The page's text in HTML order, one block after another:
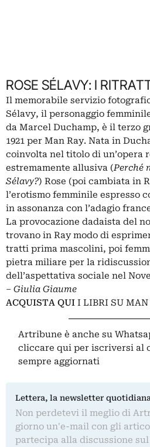
ROSE SÉLAVY: I
Il memorabile servizio
Sélavy, il personaggio
da Marcel Duchamp, è il terzo
1921 per Man Ray. Nata in
coinvolta nel titolo di un’opera
estremamente allusiva (Perché
Sélavy?) Rose (poi cambiata in
l’erotismo femminile espresso
in assonanza con l’adagio
La provocazione dadaista del
trovano in Ray modo di
tratti prima mascolini, poi
pietra miliare per la
dell’aspettativa sociale nel
– Giulia Giaume
ACQUISTA QUI I LIBRI SU MAN
Artribune è anche su
cliccare qui per iscriversi al
sempre aggiornati
Lettera, la newsletter quotidiana
Non perdetevi il meglio di
giorno un'e-mail con gli
partecipa alla discussione